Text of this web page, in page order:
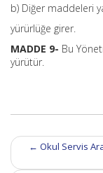
b) Diğer maddeleri
yürürlüğe girer.
MADDE 9- Bu
yürütür.
Post
navigation
← Okul Servis